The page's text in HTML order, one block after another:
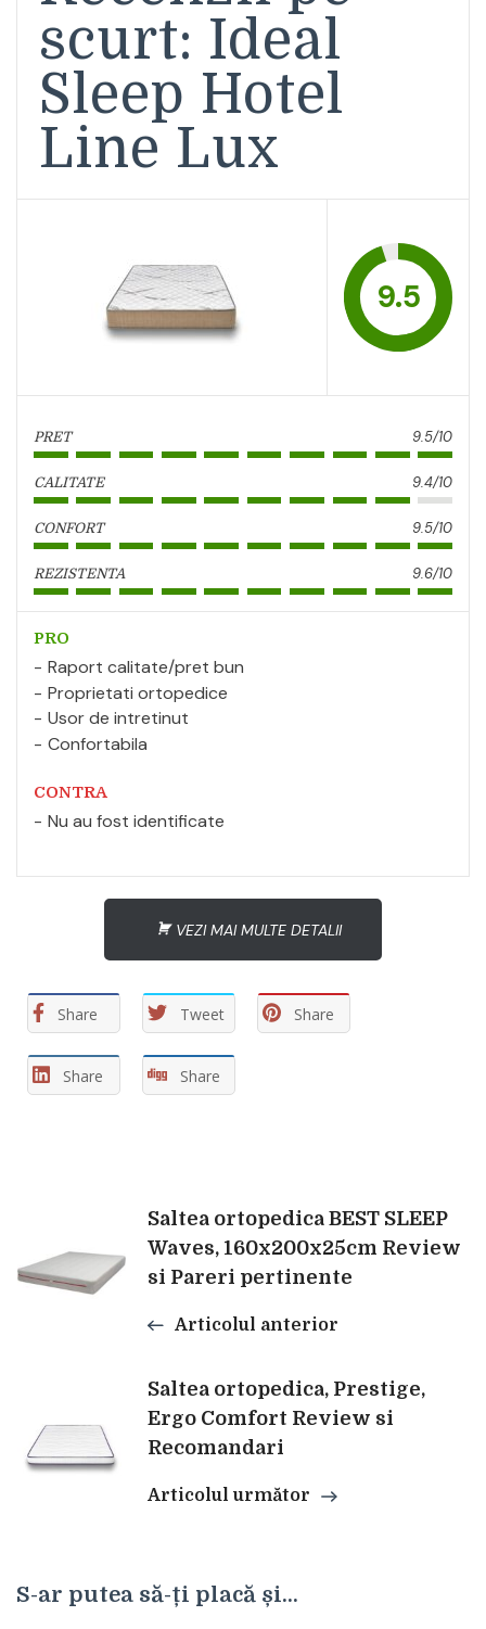
scurt: Ideal
Sleep Hotel
Line Lux
9.5
PRET 9.5/10
CALITATE 9.4/10
CONFORT 9.5/10
REZISTENTA 9.6/10
PRO
Raport calitate/pret bun
Proprietati ortopedice
Usor de intretinut
Confortabila
CONTRA
Nu au fost identificate
VEZI MAI MULTE DETALII
Share Tweet Share
Share Share
Navigare
în
articole
Saltea ortopedica BEST SLEEP
Waves, 160x200x25cm Review
si Pareri pertinente
Articolul anterior
Saltea ortopedica, Prestige,
Ergo Comfort Review si
Recomandari
Articolul următor
S-ar putea să-ți placă și...